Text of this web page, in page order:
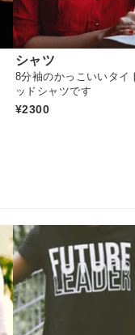
シャツ
8分袖のかっこいいタイ
ッドシャツです
¥2300